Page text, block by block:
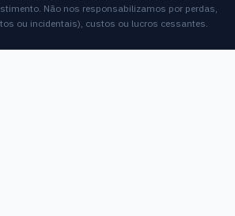
Não nos responsabilizamos por perdas,
ou incidentais), custos ou lucros cessantes.